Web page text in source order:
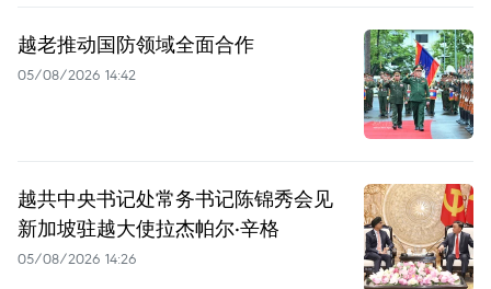
越老推动国防领域全面合作
05/08/2026 14:42
越共中央书记处常务书记陈锦秀会见
新加坡驻越大使拉杰帕尔·辛格
05/08/2026 14:26